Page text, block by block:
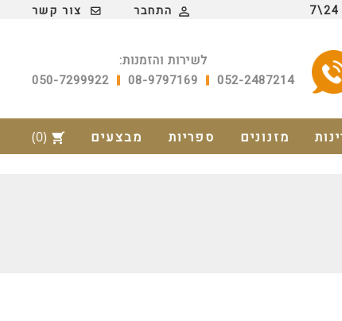
 התחבר צור קשר
לשירות והזמנות:
052-2487214
08-9797169
050-7299922
shopping_cart
(0) מזנונים ספריות מבצעים